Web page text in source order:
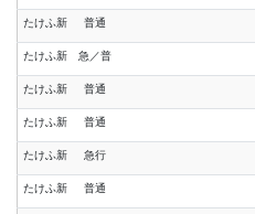
たけふ新 普通
たけふ新 急／普
たけふ新 普通
たけふ新 普通
たけふ新 急行
たけふ新 普通